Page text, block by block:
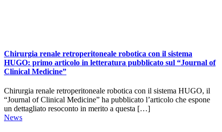
Chirurgia renale retroperitoneale robotica con il sistema
HUGO: primo articolo in letteratura pubblicato sul “Journal of
Clinical Medicine”
Chirurgia renale retroperitoneale robotica con il sistema HUGO, il
“Journal of Clinical Medicine” ha pubblicato l’articolo che espone
un dettagliato resoconto in merito a questa […]
News